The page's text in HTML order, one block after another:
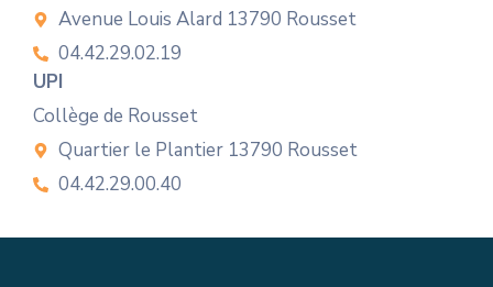
Avenue Louis Alard 13790 Rousset
04.42.29.02.19
UPI
Collège de Rousset
Quartier le Plantier 13790 Rousset
04.42.29.00.40